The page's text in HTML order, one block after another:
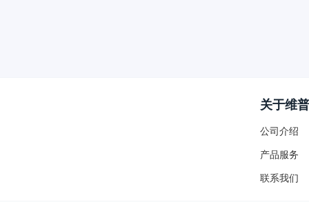
关于维普
公司介绍
产品服务
联系我们